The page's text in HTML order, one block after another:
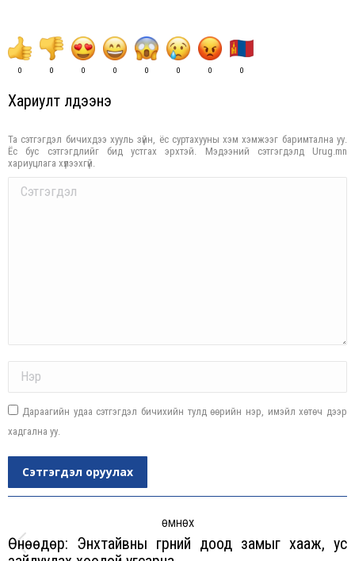
0 0 0 0 0 0 0 0
Хариулт үлдээнэ үү
Та сэтгэгдэл бичихдээ хууль зүйн, ёс суртахууны хэм хэмжээг баримтална уу.
Ёс бус сэтгэгдлийг бид устгах эрхтэй. Мэдээний сэтгэгдэлд Urug.mn
хариуцлага хүлээхгүй.
Comment
Дараагийн удаа сэтгэгдэл бичихийн тулд өөрийн нэр, имэйл хөтөч дээр
хадгална уу.
Сэтгэгдэл оруулах
navigation
ӨМНӨХ
Previous
Өнөөдөр: Энхтайвны гүүрний доод замыг хааж, ус